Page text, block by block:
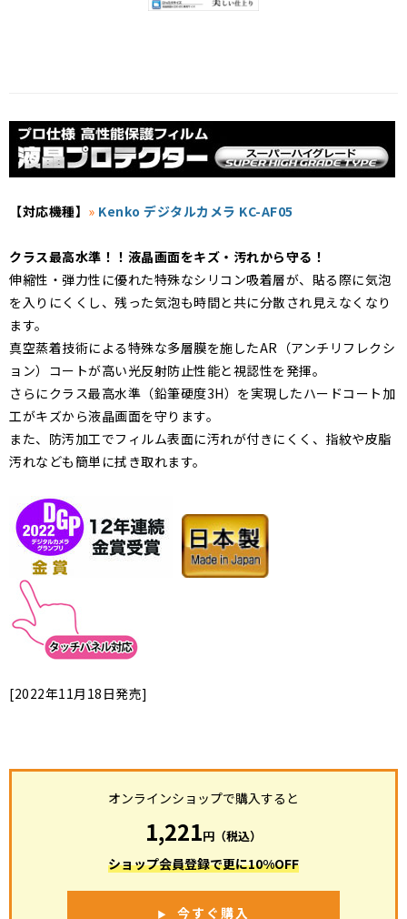
【対応機種】 » Kenko デジタルカメラ KC-AF05
クラス最高水準！！液晶画面をキズ・汚れから守る！
伸縮性・弾力性に優れた特殊なシリコン吸着層が、貼る際に気泡
を入りにくくし、残った気泡も時間と共に分散され見えなくなり
ます。
真空蒸着技術による特殊な多層膜を施したAR（アンチリフレクシ
ョン）コートが高い光反射防止性能と視認性を発揮。
さらにクラス最高水準（鉛筆硬度3H）を実現したハードコート加
工がキズから液晶画面を守ります。
また、防汚加工でフィルム表面に汚れが付きにくく、指紋や皮脂
汚れなども簡単に拭き取れます。
[2022年11月18日発売]
オンラインショップで購入すると
1,221円（税込）
ショップ会員登録で更に10%OFF
今すぐ購入